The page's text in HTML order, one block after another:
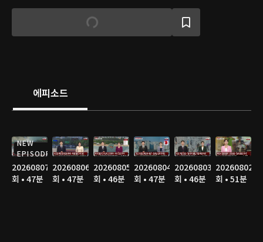
에피소드
NEW
EPISODE
20260807
회 • 47분
20260806
회 • 47분
20260805
회 • 46분
20260804
회 • 47분
20260803
회 • 46분
20260802
회 • 51분